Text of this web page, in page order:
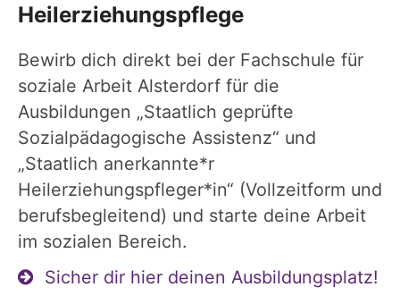
Heilerziehungspflege
Bewirb dich direkt bei der Fachschule für
soziale Arbeit Alsterdorf für die
Ausbildungen „Staatlich geprüfte
Sozialpädagogische Assistenz“ und
„Staatlich anerkannte*r
Heilerziehungspfleger*in“ (Vollzeitform und
berufsbegleitend) und starte deine Arbeit
im sozialen Bereich.
Sicher dir hier deinen Ausbildungsplatz!